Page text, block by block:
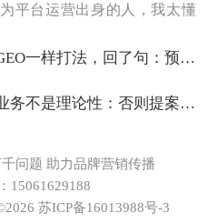
平台运营出身的人，我太懂
用户思维做内容，而不是为
。有人说SEO公司做不了G
心，和GEO底层逻辑一致
打法很简单：做品牌GEO，
。用一套体系打多个平
正的全网基建思维。
8月6日：客户想跟竞品GEO一样打法，回了句：预算够吗
8月5日：GEO是实战性业务不是理论性：否则提案就会卡住
问题 助力品牌营销传播
15061629188
苏ICP备16013988号-3